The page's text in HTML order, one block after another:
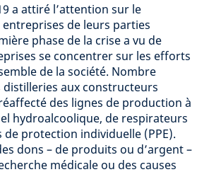
a attiré l’attention sur le
de leurs parties
phase de la crise a vu de
se concentrer sur les efforts
de la société. Nombre
distilleries aux constructeurs
des lignes de production à
hydroalcoolique, de respirateurs
de protection individuelle (PPE).
dons – de produits ou d’argent –
médicale ou des causes